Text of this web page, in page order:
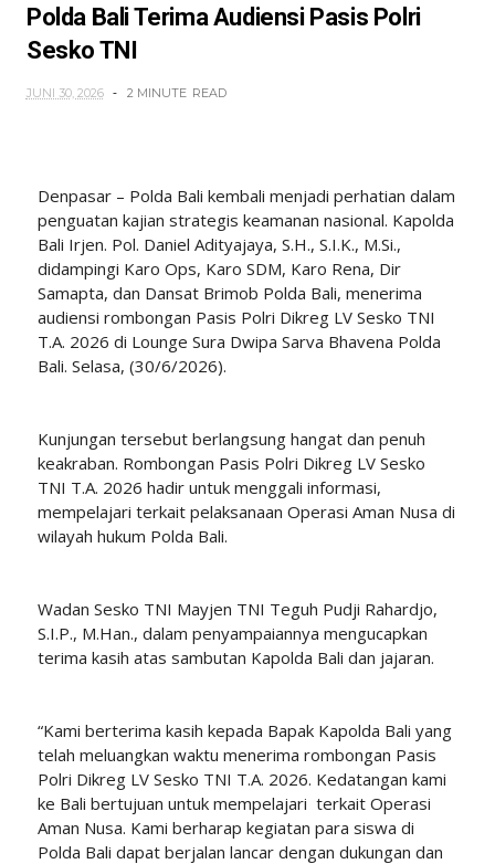
Polda Bali Terima Audiensi Pasis Polri
Sesko TNI
JUNI 30, 2026 2 MINUTE READ
Denpasar – Polda Bali kembali menjadi perhatian dalam
penguatan kajian strategis keamanan nasional. Kapolda
Bali Irjen. Pol. Daniel Adityajaya, S.H., S.I.K., M.Si.,
didampingi Karo Ops, Karo SDM, Karo Rena, Dir
Samapta, dan Dansat Brimob Polda Bali, menerima
audiensi rombongan Pasis Polri Dikreg LV Sesko TNI
T.A. 2026 di Lounge Sura Dwipa Sarva Bhavena Polda
Bali. Selasa, (30/6/2026).
Kunjungan tersebut berlangsung hangat dan penuh
keakraban. Rombongan Pasis Polri Dikreg LV Sesko
TNI T.A. 2026 hadir untuk menggali informasi,
mempelajari terkait pelaksanaan Operasi Aman Nusa di
wilayah hukum Polda Bali.
Wadan Sesko TNI Mayjen TNI Teguh Pudji Rahardjo,
S.I.P., M.Han., dalam penyampaiannya mengucapkan
terima kasih atas sambutan Kapolda Bali dan jajaran.
“Kami berterima kasih kepada Bapak Kapolda Bali yang
telah meluangkan waktu menerima rombongan Pasis
Polri Dikreg LV Sesko TNI T.A. 2026. Kedatangan kami
ke Bali bertujuan untuk mempelajari terkait Operasi
Aman Nusa. Kami berharap kegiatan para siswa di
Polda Bali dapat berjalan lancar dengan dukungan dan